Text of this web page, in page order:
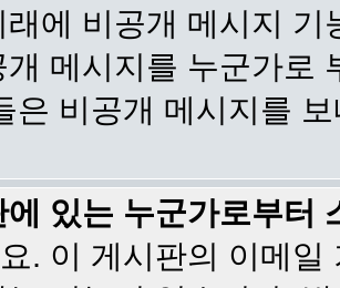
래에 비공개 메시지
개 메시지를 누군가로
은 비공개 메시지를
에 있는 누군가로부터
. 이 게시판의 이메